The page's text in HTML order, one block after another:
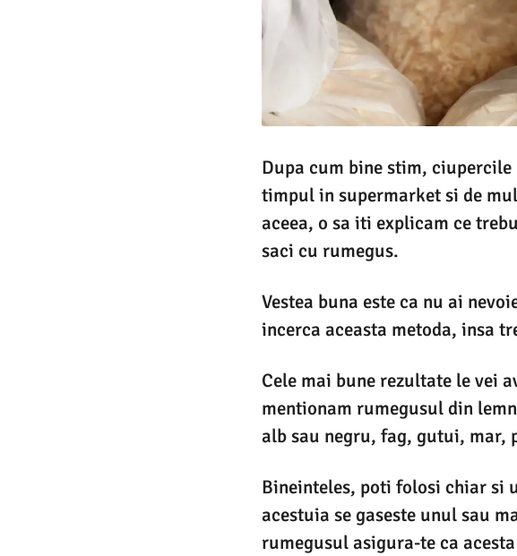
Dupa cum bine stim,
timpul in supermarket si de
aceea, o sa iti explicam ce
saci cu rumegus.
Vestea buna este ca nu ai
incerca aceasta metoda, insa
Cele mai bune rezultate le vei
mentionam rumegusul din
alb sau negru, fag, gutui, mar,
Bineinteles, poti folosi chiar si
acestuia se gaseste unul sau
rumegusul asigura-te ca